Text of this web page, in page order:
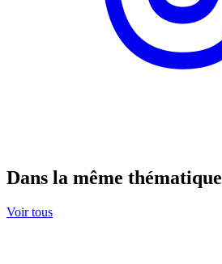
Dans la même thématique
Voir tous